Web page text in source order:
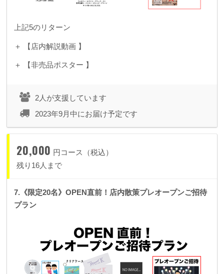
上記5のリターン
＋ 【店内解説動画 】
＋ 【非売品ポスター 】
2人が支援しています
2023年9月中にお届け予定です
20,000 円コース（税込）
残り16人まで
7.《限定20名》OPEN直前！店内散策プレオープンご招待
プラン